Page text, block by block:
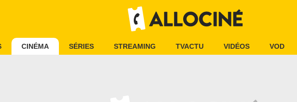
CINÉMA SÉRIES STREAMING TVACTU VIDÉOS VOD